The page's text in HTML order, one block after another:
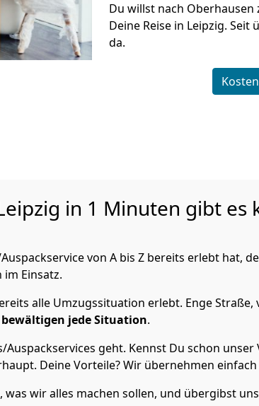
Du willst nach Oberhausen
Deine Reise in Leipzig.
da.
in 1 Minuten gibt es
von A bis Z bereits erlebt hat,
Einsatz.
alle Umzugssituation erlebt. Enge
jede Situation.
geht. Kennst Du schon unser
Deine Vorteile? Wir übernehmen einfach
wir alles machen sollen, und übergibst